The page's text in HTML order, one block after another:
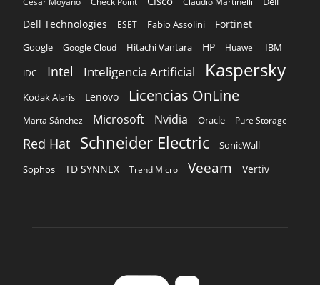
Dell Technologies ESET Fabio Assolini Fortinet
Google Google Cloud Hitachi Vantara HP Huawei IBM
IDC Intel Inteligencia Artificial Kaspersky
Kodak Alaris Lenovo Licencias OnLine
Marta Sánchez Microsoft Nvidia Oracle Pure Storage
Red Hat Schneider Electric SonicWall
Sophos TD SYNNEX Trend Micro Veeam Vertiv